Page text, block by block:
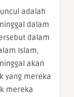
adalah
dalam
dalam
Islam,
akan
yang mereka
mereka